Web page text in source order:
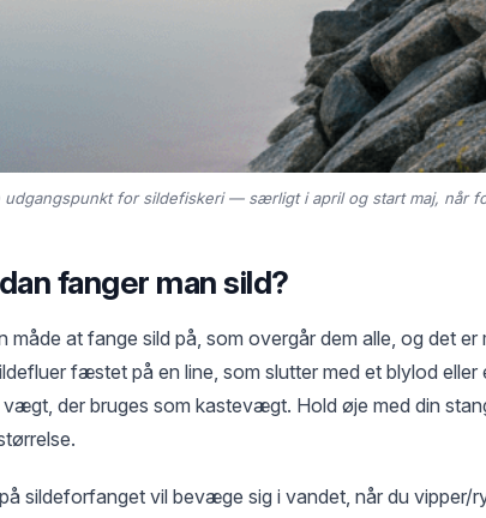
udgangspunkt for sildefiskeri — særligt i april og start maj, når
fanger man sild?
måde at fange sild på, som overgår dem alle, og det
fæstet på en line, som slutter med et blylod eller
der bruges som kastevægt. Hold øje med din
sildeforfanget vil bevæge sig i vandet, når du vipper/